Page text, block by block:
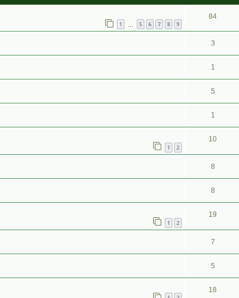
1 5 6 7 8 9
84
3
1
5
1
1 2
10
8
8
1 2
19
7
5
18